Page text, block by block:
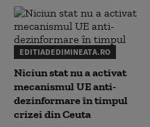
EDITIADEDIMINEATA.RO
Niciun stat nu a activat
mecanismul UE anti-
dezinformare în timpul
crizei din Ceuta